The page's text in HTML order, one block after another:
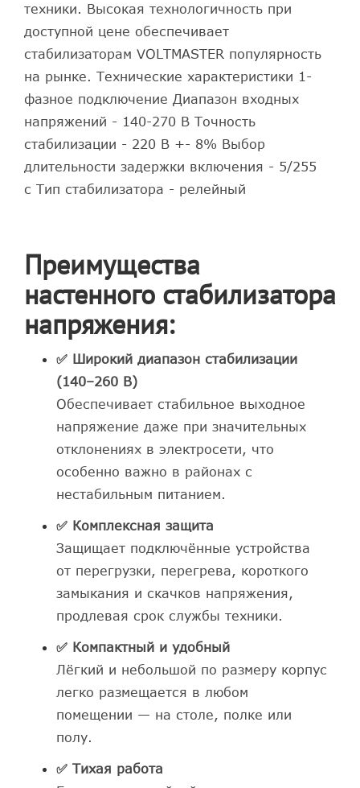
техники. Высокая технологичность при
доступной цене обеспечивает
стабилизаторам VOLTMASTER популярность
на рынке. Технические характеристики 1-
фазное подключение Диапазон входных
напряжений - 140-270 В Точность
стабилизации - 220 В +- 8% Выбор
длительности задержки включения - 5/255
с Тип стабилизатора - релейный
Преимущества
настенного стабилизатора
напряжения:
✅ Широкий диапазон стабилизации
(140–260 В)
Обеспечивает стабильное выходное
напряжение даже при значительных
отклонениях в электросети, что
особенно важно в районах с
нестабильным питанием.
✅ Комплексная защита
Защищает подключённые устройства
от перегрузки, перегрева, короткого
замыкания и скачков напряжения,
продлевая срок службы техники.
✅ Компактный и удобный
Лёгкий и небольшой по размеру корпус
легко размещается в любом
помещении — на столе, полке или
полу.
✅ Тихая работа